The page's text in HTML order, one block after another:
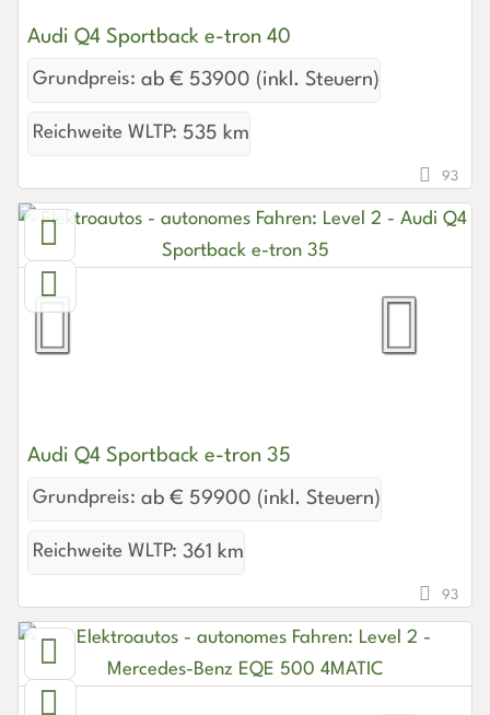
Audi Q4 Sportback e-tron 40
Grundpreis: ab € 53900 (inkl. Steuern)
Reichweite WLTP: 535 km
93
Audi Q4 Sportback e-tron 35
Grundpreis: ab € 59900 (inkl. Steuern)
Reichweite WLTP: 361 km
93